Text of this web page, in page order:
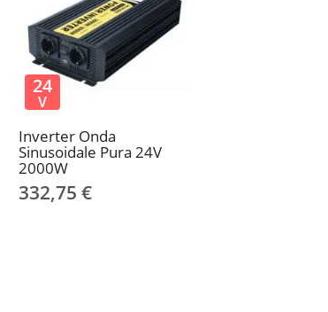
Inverter Onda
Sinusoidale Pura 24V
2000W
332,75 €
24
V